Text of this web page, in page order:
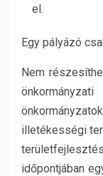
el.
Egy pályázó
Nem
illetékességi
időpontjában